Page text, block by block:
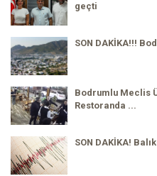
geçti
SON DAKİKA!!!
Bodrumlu Meclis
Restoranda ...
SON DAKİKA!